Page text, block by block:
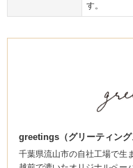
す。
greetings（グリーティング
千葉県流山市の自社工場で生